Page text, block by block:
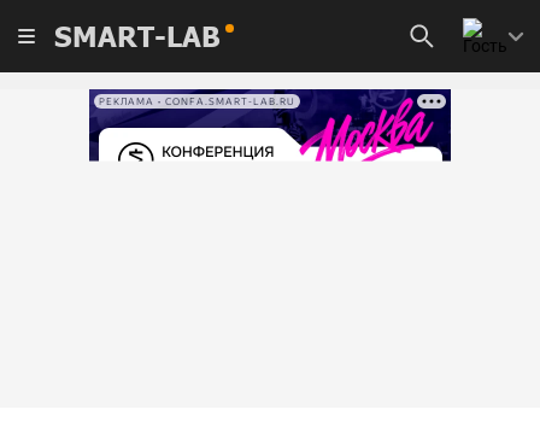
SMART-LAB
РЕКЛАМА • CONFA.SMART-LAB.RU